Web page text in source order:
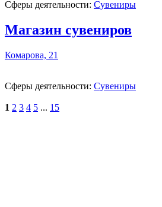
Сферы деятельности: Сувениры
Магазин сувениров
Комарова, 21
Сферы деятельности: Сувениры
1 2 3 4 5 ... 15